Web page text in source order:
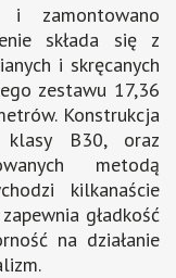
zamontowano
składa się z
i skręcanych
zestawu 17,36
Konstrukcja
klasy B30, oraz
metodą
kilkanaście
gładkość
na działanie